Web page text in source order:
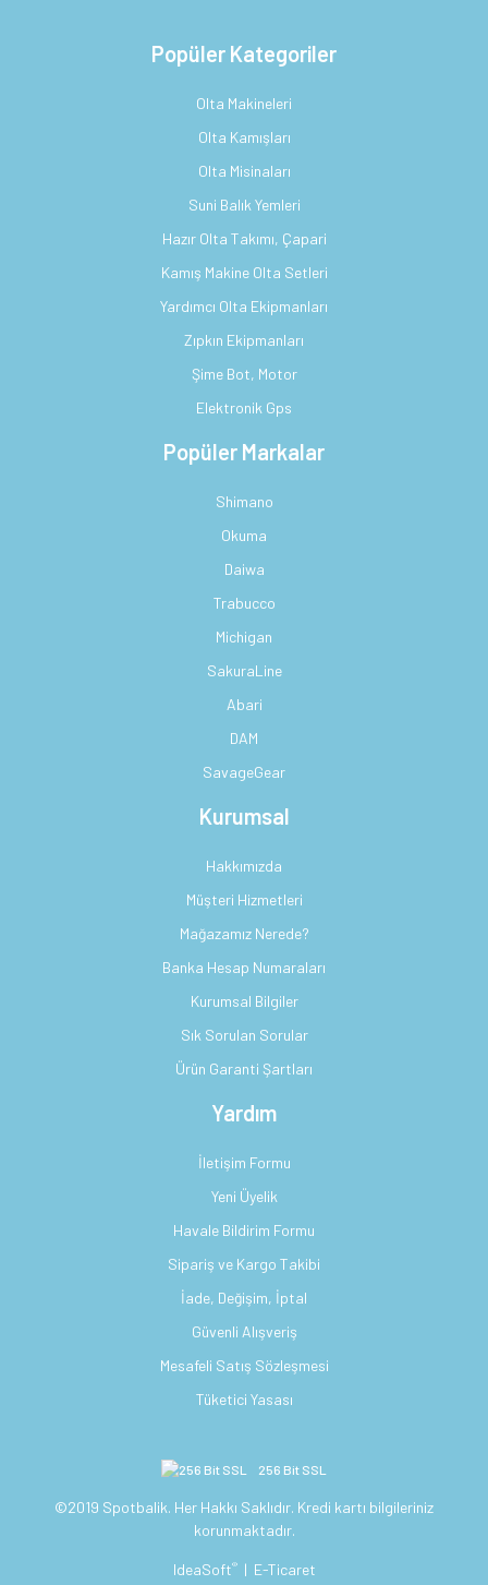
Popüler Kategoriler
Olta Makineleri
Olta Kamışları
Olta Misinaları
Suni Balık Yemleri
Hazır Olta Takımı, Çapari
Kamış Makine Olta Setleri
Yardımcı Olta Ekipmanları
Zıpkın Ekipmanları
Şime Bot, Motor
Elektronik Gps
Popüler Markalar
Shimano
Okuma
Daiwa
Trabucco
Michigan
SakuraLine
Abari
DAM
SavageGear
Kurumsal
Hakkımızda
Müşteri Hizmetleri
Mağazamız Nerede?
Banka Hesap Numaraları
Kurumsal Bilgiler
Sık Sorulan Sorular
Ürün Garanti Şartları
Yardım
İletişim Formu
Yeni Üyelik
Havale Bildirim Formu
Sipariş ve Kargo Takibi
İade, Değişim, İptal
Güvenli Alışveriş
Mesafeli Satış Sözleşmesi
Tüketici Yasası
256 Bit SSL
©2019 Spotbalik. Her Hakkı Saklıdır. Kredi kartı bilgileriniz
korunmaktadır.
IdeaSoft® | E-Ticaret